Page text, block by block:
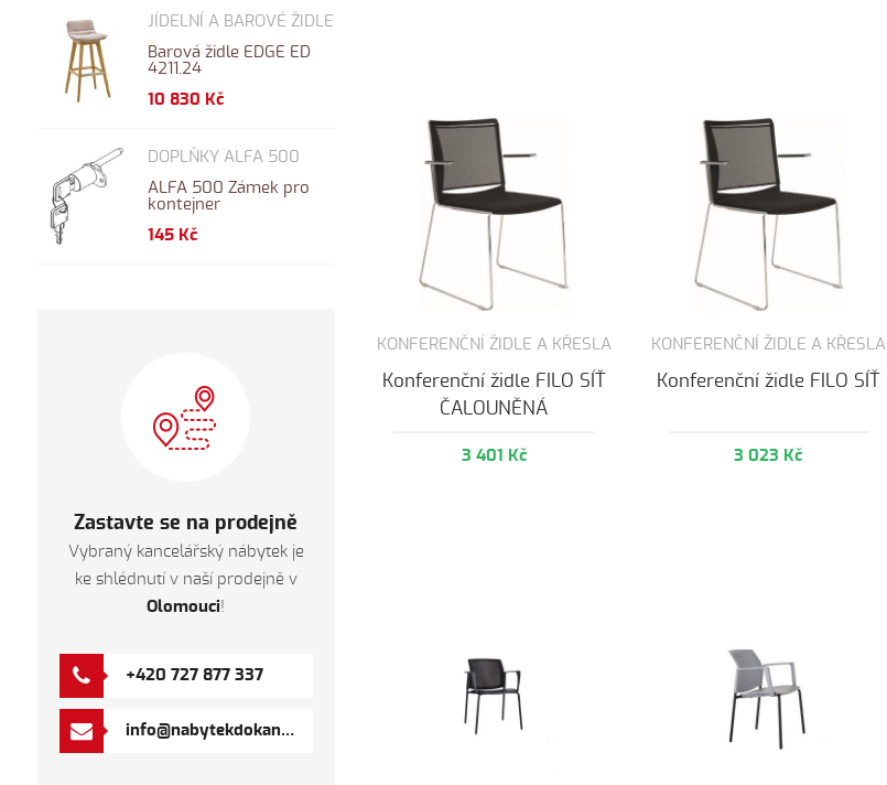
JÍDELNÍ A BAROVÉ ŽIDLE
Barová židle EDGE ED
4211.24
10 830 Kč
DOPLŇKY ALFA 500
ALFA 500 Zámek pro
kontejner
145 Kč
Zastavte se na prodejně
Vybraný kancelářský nábytek je
ke shlédnutí v naší prodejně v
Olomouci!
+420 727 877 337
info@nabytekdokancelare.com
KONFERENČNÍ ŽIDLE A KŘESLA
Konferenční židle FILO SÍŤ
ČALOUNĚNÁ
3 401 Kč
KONFERENČNÍ ŽIDLE A KŘESLA
Konferenční židle FILO SÍŤ
3 023 Kč